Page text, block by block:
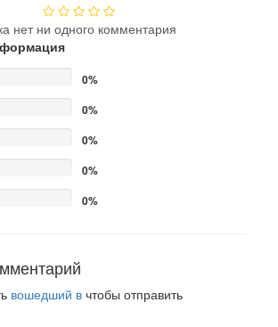
нет ни одного комментария
0%
0%
0%
0%
0%
вошедший в чтобы отправить